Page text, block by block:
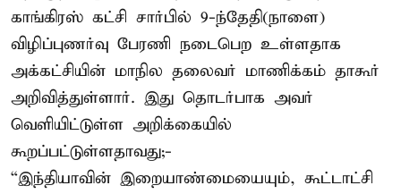
காங்கிரஸ் கட்சி சார்பில் 9-ந்தேதி(நாளை)
விழிப்புணர்வு பேரணி நடைபெற உள்ளதாக
அக்கட்சியின் மாநில தலைவர் மாணிக்கம் தாகூர்
அறிவித்துள்ளார். இது தொடர்பாக அவர்
வெளியிட்டுள்ள அறிக்கையில்
கூறப்பட்டுள்ளதாவது;-
“இந்தியாவின் இறையாண்மையையும், கூட்டாட்சி